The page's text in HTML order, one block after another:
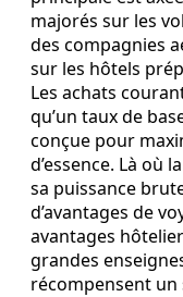
majorés sur les
des compagnies
sur les hôtels
Les achats
qu’un taux de
conçue pour
d’essence. Là où
sa puissance
d’avantages de
avantages
grandes
récompensent un